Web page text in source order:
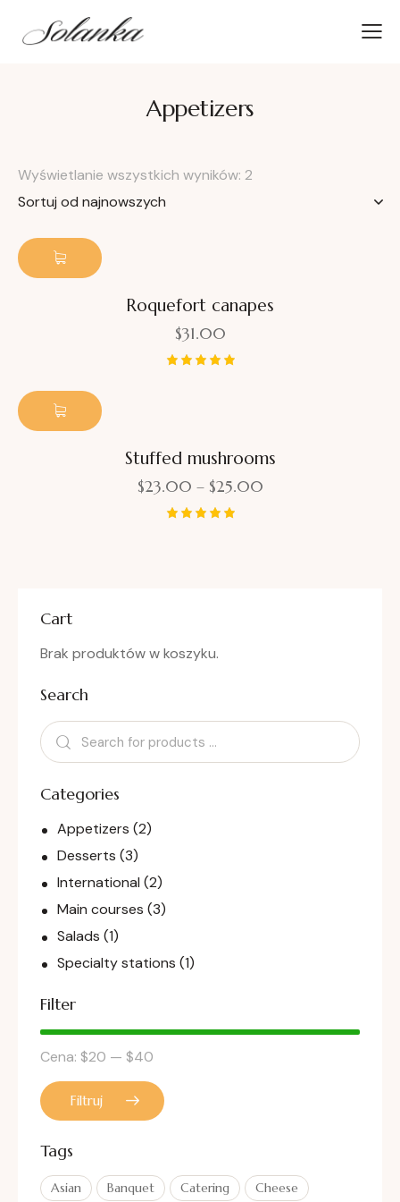
Appetizers
Wyświetlanie wszystkich wyników: 2
Roquefort canapes
$31.00
Stuffed mushrooms
$23.00 – $25.00
Cart
Brak produktów w koszyku.
Search
Categories
Appetizers (2)
Desserts (3)
International (2)
Main courses (3)
Salads (1)
Specialty stations (1)
Filter
Filtruj
Cena: $20 — $40
Tags
Asian Banquet Catering Cheese